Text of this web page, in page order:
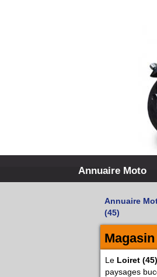
Annuaire Moto
Annuaire
(45)
Le Loiret (45)
paysages